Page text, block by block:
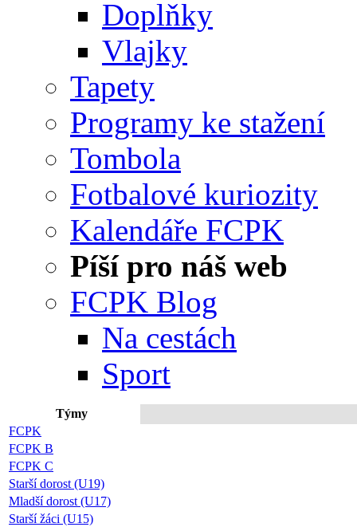
Doplňky
Vlajky
Tapety
Programy ke stažení
Tombola
Fotbalové kuriozity
Kalendáře FCPK
Píší pro náš web
FCPK Blog
Na cestách
Sport
Týmy
FCPK
FCPK B
FCPK C
Starší dorost (U19)
Mladší dorost (U17)
Starší žáci (U15)